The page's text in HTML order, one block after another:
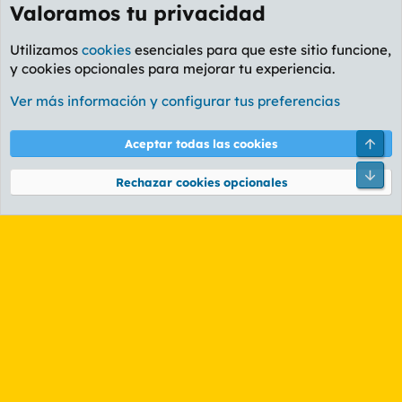
Foro General
Cookies
PL OLDSTYLE AMARILLO
Términos y reglas Política de privacidad Ayuda
Community platform by XenForo® © 2010-2026 XenForo Ltd.
Valoramos tu privacidad
Utilizamos cookies esenciales para que este sitio funcione,
y cookies opcionales para mejorar tu experiencia.
Ver más información y configurar tus preferencias
Aceptar todas las cookies
Rechazar cookies opcionales
Pie